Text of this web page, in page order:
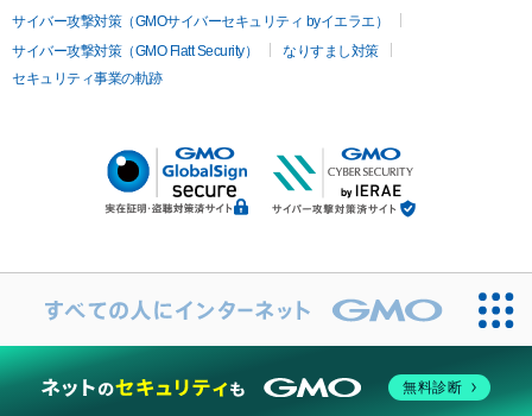
サイバー攻撃対策（GMOサイバーセキュリティ byイエラエ）
サイバー攻撃対策（GMO Flatt Security）
なりすまし対策
セキュリティ事業の軌跡
無料診断